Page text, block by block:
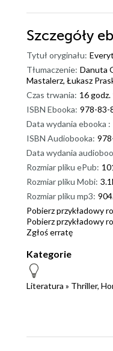
Szczegóły
Tytuł oryginału:
Tłumaczenie: Danuta
Mastalerz, Łukasz
Czas trwania: 16 godz.
ISBN Ebooka: 978-83-
Data wydania ebooka :
ISBN Audiobooka:
Data wydania
Rozmiar pliku ePub:
Rozmiar pliku Mobi:
Rozmiar pliku mp3:
Pobierz przykładowy
Pobierz przykładowy
Zgłoś erratę
Kategorie
Literatura » Thriller,